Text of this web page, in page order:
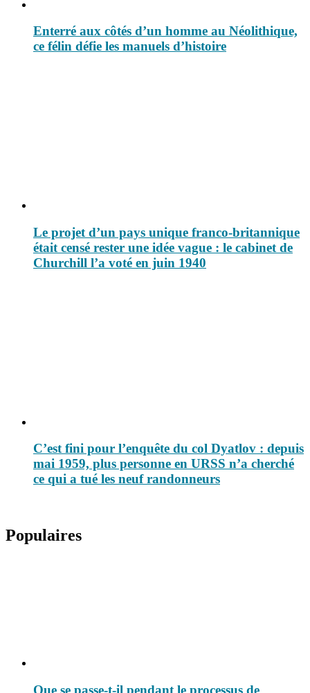
Enterré aux côtés d’un homme au Néolithique,
ce félin défie les manuels d’histoire
Le projet d’un pays unique franco-britannique
était censé rester une idée vague : le cabinet de
Churchill l’a voté en juin 1940
C’est fini pour l’enquête du col Dyatlov : depuis
mai 1959, plus personne en URSS n’a cherché
ce qui a tué les neuf randonneurs
Populaires
Que se passe-t-il pendant le processus de